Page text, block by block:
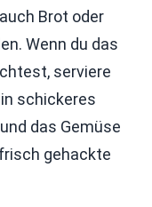
Brot oder
Wenn du das
serviere
schickeres
das Gemüse
gehackte